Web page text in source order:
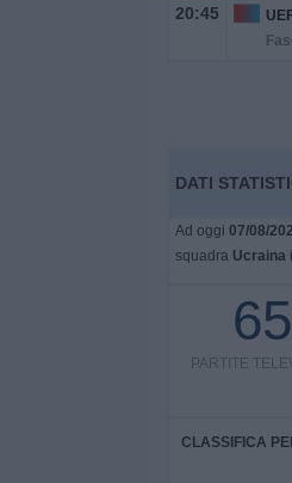
20:45
DATI
Ad oggi 07/08/
squadra Ucraina
65
PARTITE
CLASSIFICA